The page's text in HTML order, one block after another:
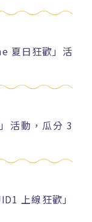
夏日狂歡」活
活動，瓜分 3
上線狂歡」